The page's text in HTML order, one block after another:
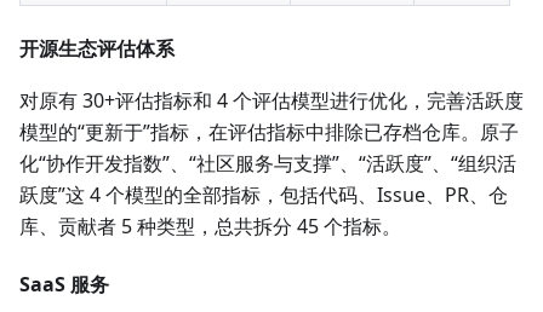
开源生态评估体系
对原有 30+评估指标和 4 个评估模型进行优化，完善活跃度
模型的“更新于”指标，在评估指标中排除已存档仓库。原子
化“协作开发指数”、“社区服务与支撑”、“活跃度”、“组织活
跃度”这 4 个模型的全部指标，包括代码、Issue、PR、仓
库、贡献者 5 种类型，总共拆分 45 个指标。
SaaS 服务